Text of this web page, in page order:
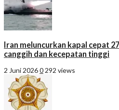
Iran meluncurkan kapal cepat
canggih dan kecepatan tinggi
2 Juni 20260 292 views